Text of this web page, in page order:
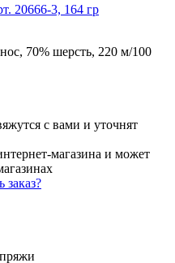
70% шерсть, 220 м/100
с вами и уточнят
магазина и может
заказ?